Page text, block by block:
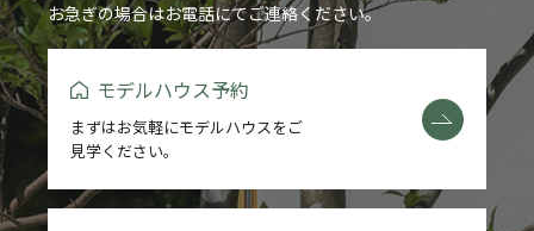
WORKS
LINEUP
VOICE
お急ぎの場合はお電話にてご連絡ください。
モデルハウス予約
まずはお気軽にモデルハウスをご
見学ください。